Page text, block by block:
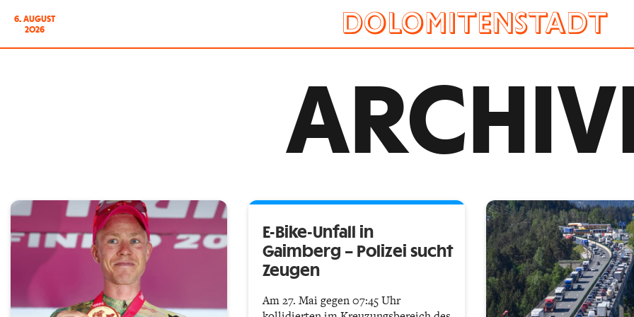
6. AUGUST
2026
E-Bike-Unfall in
Gaimberg – Polizei sucht
Zeugen
Am 27. Mai gegen 07:45 Uhr